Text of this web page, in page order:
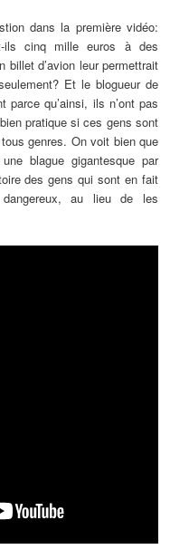
dans la première vidéo:
ils cinq mille euros à des
billet d’avion leur permettrait
Et le blogueur de
parce qu’ainsi, ils n’ont pas
pratique si ces gens sont
genres. On voit bien que
blague gigantesque par
des gens qui sont en fait
au lieu de les